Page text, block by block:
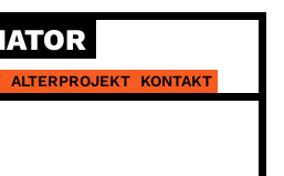
ALTERPROJEKT KONTAKT